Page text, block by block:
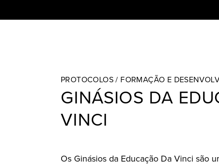
PROTOCOLOS / FORMAÇÃO E
GINÁSIOS DA
VINCI
Os Ginásios da Educação Da Vinci são